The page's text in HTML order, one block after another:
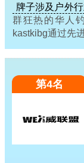
牌子涉及户外
群狂热的华人
kastkibg通过先
第4名